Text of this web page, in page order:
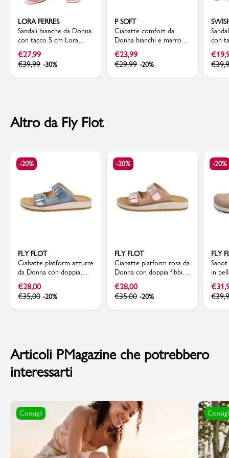
LORA FERRES
Sandali bianche da Donna
con tacco 5 cm Lora
Ferres
€27,99
€39,99 -30%
P SOFT
Ciabatte comfort da
Donna bianchi e marroni
con motivo incrociato P
Soft
€23,99
€29,99 -20%
con
cm
€
€
Altro da Fly Flot
-20%
FLY FLOT
Ciabatte platform azzurre
da Donna con doppia
fibbia in metallo Fly Flot
€28,00
€35,00 -20%
-20%
FLY FLOT
Ciabatte platform rosa da
Donna con doppia fibbia
Fly Flot
€28,00
€35,00 -20%
-20%
FLY
in
€
€
Articoli PMagazine che potrebbero
interessarti
Consigli